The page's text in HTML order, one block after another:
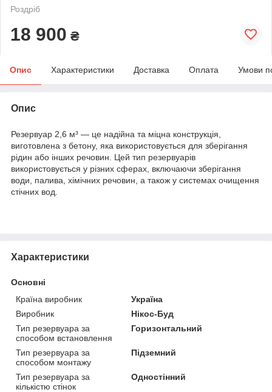
Роздріб
18 900 ₴
Опис Характеристики Доставка Оплата Умови
Опис
Резервуар 2,6 м³ — це надійна та міцна конструкція,
виготовлена з бетону, яка використовується для зберігання
рідин або інших речовин. Цей тип резервуарів
використовується у різних сферах, включаючи зберігання
води, палива, хімічних речовин, а також у системах очищення
стічних вод.
Характеристики
Основні
Країна виробник
Україна
Виробник
Нікос-Буд
Тип резервуара за
способом встановлення
Горизонтальний
Тип резервуара за
способом монтажу
Підземний
Тип резервуара за
кількістю стінок
Одностінний